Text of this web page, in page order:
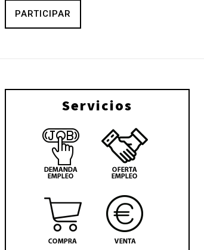
PARTICIPAR
Servicios